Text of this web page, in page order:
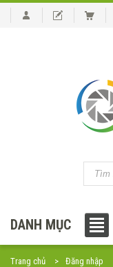
DANH MỤC
Trang chủ Đăng nhập